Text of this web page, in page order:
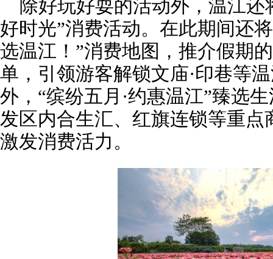
除好玩好耍的活动外，温江还
好时光”消费活动。在此期间还
选温江！”消费地图，推介假期
单，引领游客解锁文庙·印巷等
外，“缤纷五月·约惠温江”臻选
发区内合生汇、红旗连锁等重
激发消费活力。